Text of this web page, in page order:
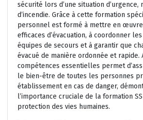
sécurité lors d’une situation d’urgence,
d’incendie. Grâce à cette formation
personnel est formé à mettre en
efficaces d’évacuation, à coordonner
équipes de secours et à garantir que
évacué de manière ordonnée et rapide.
compétences essentielles permet
le bien-être de toutes les personnes
établissement en cas de danger,
l’importance cruciale de la formation
protection des vies humaines.